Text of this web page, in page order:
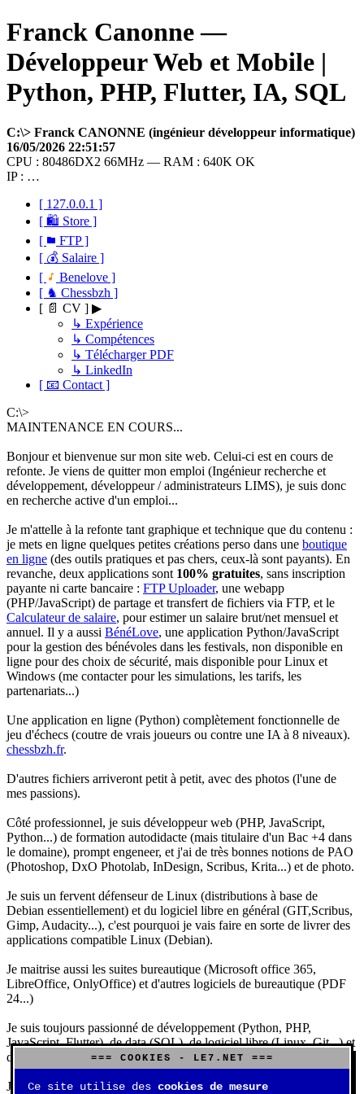
Franck Canonne —
Développeur Web et Mobile |
Python, PHP, Flutter, IA, SQL
C:\> Franck CANONNE (ingénieur développeur informatique)
16/05/2026 22:51:57
CPU : 80486DX2 66MHz — RAM : 640K OK
IP : …
[ 127.0.0.1 ]
[ 🛍 Store ]
[
FTP ]
[ 💰 Salaire ]
[
Benelove ]
[ ♞ Chessbzh ]
[ 📄 CV ] ▶
↳ Expérience
↳ Compétences
↳ Télécharger PDF
↳ LinkedIn
[ 📧 Contact ]
C:\>
MAINTENANCE EN COURS...
Bonjour et bienvenue sur mon site web. Celui-ci est en cours de
refonte. Je viens de quitter mon emploi (Ingénieur recherche et
développement, développeur / administrateurs LIMS), je suis donc
en recherche active d'un emploi...
Je m'attelle à la refonte tant graphique et technique que du contenu :
je mets en ligne quelques petites créations perso dans une boutique
en ligne (des outils pratiques et pas chers, ceux-là sont payants). En
revanche, deux applications sont 100% gratuites, sans inscription
payante ni carte bancaire : FTP Uploader, une webapp
(PHP/JavaScript) de partage et transfert de fichiers via FTP, et le
Calculateur de salaire, pour estimer un salaire brut/net mensuel et
annuel. Il y a aussi BénéLove, une application Python/JavaScript
pour la gestion des bénévoles dans les festivals, non disponible en
ligne pour des choix de sécurité, mais disponible pour Linux et
Windows (me contacter pour les simulations, les tarifs, les
partenariats...)
Une application en ligne (Python) complètement fonctionnelle de
jeu d'échecs (coutre de vrais joueurs ou contre une IA à 8 niveaux).
chessbzh.fr.
D'autres fichiers arriveront petit à petit, avec des photos (l'une de
mes passions).
Côté professionnel, je suis développeur web (PHP, JavaScript,
Python...) de formation autodidacte (mais titulaire d'un Bac +4 dans
le domaine), prompt engeneer, et j'ai de très bonnes notions de PAO
(Photoshop, DxO Photolab, InDesign, Scribus, Krita...) et de photo.
Je suis un fervent défenseur de Linux (distributions à base de
Debian essentiellement) et du logiciel libre en général (GIT,Scribus,
Gimp, Audacity...), c'est pourquoi je vais faire en sorte de livrer des
applications compatible Linux (Debian).
Je maitrise aussi les suites bureautique (Microsoft office 365,
LibreOffice, OnlyOffice) et d'autres logiciels de bureautique (PDF
24...)
Je suis toujours passionné de développement (Python, PHP,
JavaScript, Flutter), de data (SQL), de logiciel libre (Linux, Git...) et
d'IA (principalement Claude et DeepSeek).
J'aime jouer, surtout aux jeux de sociétés (Risk, Uno, Scrabble...),
=== COOKIES - LE7.NET ===
Ce site utilise des cookies de mesure